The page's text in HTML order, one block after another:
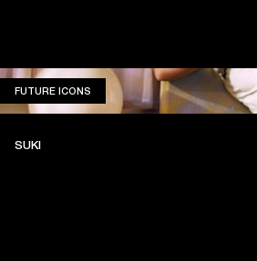
FUTURE ICONS FUTURE ICONS
SUKI